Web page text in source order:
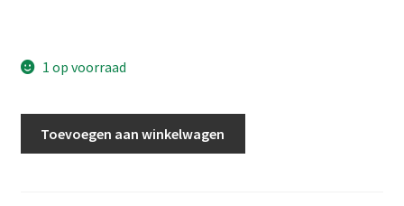
1 op voorraad
Toevoegen aan winkelwagen